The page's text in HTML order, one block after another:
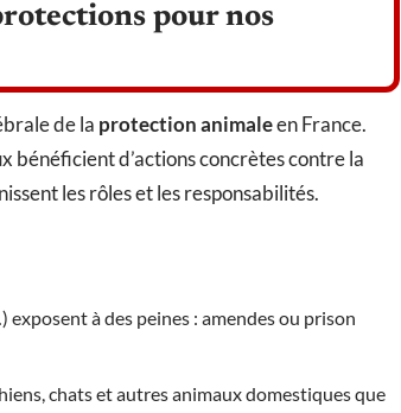
pour nos
de la protection animaleen France.
bénéficient d’actions concrètes contre la
les rôles et les responsabilités.
à des peines : amendes ou prison
chats et autres animaux domestiques que